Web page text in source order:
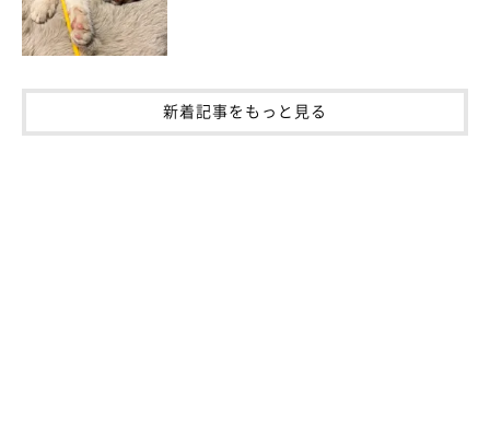
新着記事をもっと見る